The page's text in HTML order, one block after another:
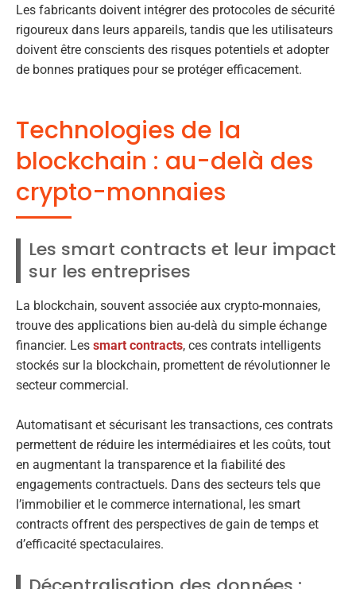
Les fabricants doivent intégrer des protocoles de sécurité
rigoureux dans leurs appareils, tandis que les utilisateurs
doivent être conscients des risques potentiels et adopter
de bonnes pratiques pour se protéger efficacement.
Technologies de la
blockchain : au-delà des
crypto-monnaies
Les smart contracts et leur impact
sur les entreprises
La blockchain, souvent associée aux crypto-monnaies,
trouve des applications bien au-delà du simple échange
financier. Les smart contracts, ces contrats intelligents
stockés sur la blockchain, promettent de révolutionner le
secteur commercial.
Automatisant et sécurisant les transactions, ces contrats
permettent de réduire les intermédiaires et les coûts, tout
en augmentant la transparence et la fiabilité des
engagements contractuels. Dans des secteurs tels que
l’immobilier et le commerce international, les smart
contracts offrent des perspectives de gain de temps et
d’efficacité spectaculaires.